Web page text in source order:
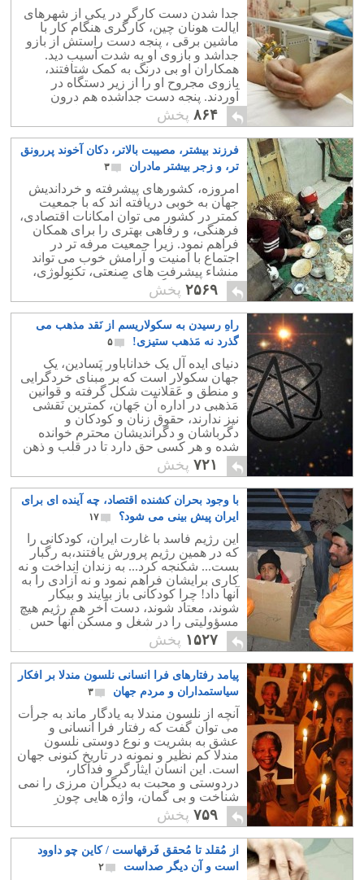
جدا شدن دست کارگر در یکی از شهرهای
ایالت هونان چین، کارگری هنگام کار با
ماشین برقی ، پنجه دست راستش از بازو
جداشد و بازوی او به شدت آسیب دید.
همکاران او بی درنگ به کمک شتافتند،
بازوی مجروح او را از زیر دستگاه در
آوردند. پنجه دست جداشده هم درون
ماشین پیدا کردند، و او را به بیمارستان
محلی بردند.
۸۶۴ پخش
فرزند بیشتر، مصیبت بالاتر، دکان آخوند پررونق
تر، و زجر بیشتر مادران
۳
امروزه، کشورهای پیشرفته و خرداندیش
جهان به خوبی دریافته اند که با جمعیت
کمتر در کشور می توان امکانات اقتصادی،
فرهنگی، و رفاهی بهتری را برای همکان
فراهم نمود. زیرا جمعیت مرفه تر در
اجتماع با امنیت و آرامش خوب می تواند
منشاء پیشرفت های صنعتی، تکنولوژی،
کارهای سازندگی و نوآوری، و دیگر زمینه
ها باشد.
۲۵۶۹ پخش
راهِ رسیدن به سکولاریسم از نَقد مذهب می
گذرد نه مَذهب ستیزی!
۵
دنیای ایده آل یک خداناباور پَسادین، یک
جهان سکولار است که بر مبنای خردگرایی
و منطق و عَقلانیت شکل گرفته و قوانین
مَذهبی در اداره آن جَهان، کمترین نَقشی
نیز ندارند، حقوق زنان و کودکان و
دگرباشان و دگراندیشان محترم خوانده
شده و هر کسی حق دارد تا در قلب و ذهن
خود، به هر چه که می خواهد ایمان داشته
باشد.
۷۲۱ پخش
با وجود بحران کشنده اقتصاد، چه آینده ای برای
ایران پیش بینی می شود؟
۱۷
این رژیم فاسد با غارت ایران، کودکانی را
که در همین رژیم پرورش یافتند،به رگبار
بست... شکنجه کرد... به زندان انداخت و نه
کاری برایشان فراهم نمود و نه آزادی را به
آنها داد! چرا کودکانی باز بیایند و بیکار
شوند، معتاد شوند، دست آخر هم رژیم هیچ
مسؤولیتی را در شغل و مسکن آنها حس
نکند؟ رژیم، کودکان دیروز را بحال خود رها
کرد و اعتیاد و بیکاری جوانان ایرانی را فرا
گرفت ، حال پرسش این است گلهای دیروز
در حال خشکیدن هستند، چگونه و با چه
امیدی گلهای امروز را بیشتر کنیم؟
افزایش جمعیت؟؟؟ با این تورم؟ تورم در
اقتصاد به افزایش نا متناسب قیمتها گفته
می شود. افزایش تولید پول (نقدینگی) به
بی ارزش شدن اسکناس و به "تورم" می
انجامد. تورم امروز کشور مان به بالای
حدود ۵۰٪ رسیده است. این تورم کمر
شکن به دلیل سیاستهای بی خردانه رژیم،
به شدّت توان خرید مردم را پایین آورده و
کشور را به مرز ورشکستگی کشانده
است.
۱۵۲۷ پخش
پیامد رفتارهای فرا انسانی نلسون مندلا بر افکار
سیاستمداران و مردم جهان
۳
آنچه از نلسون مندلا به یادگار ماند به جرأت
می توان گفت که رفتار فرا انسانی و
عشق به بشریت و نوع دوستی نلسون
مندلا کم نظیر و نمونه در تاریخ کنونی جهان
است. این انسان ایثارگر و فداکار،
دردوستی و محبت به دیگران مرزی را نمی
شناخت و بی گمان، واژه هایی چون
دشمن، دشمنی، کینه توزی،در فرهنگ خود
سراغ نداشت.
۷۵۹ پخش
از مُقلد تا مُحقق فَرقهاست / کاین چو داوود
است و آن دیگر صداست
۲